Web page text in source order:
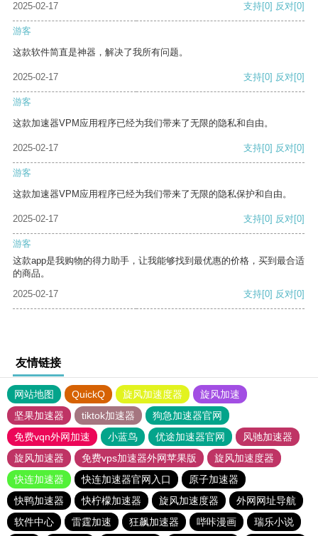
2025-02-17 支持[0] 反对[0]
游客
这款软件简直是神器，解决了我所有问题。
2025-02-17 支持[0] 反对[0]
游客
这款加速器VPM应用程序已经为我们带来了无限的隐私和自由。
2025-02-17 支持[0] 反对[0]
游客
这款加速器VPM应用程序已经为我们带来了无限的隐私保护和自由。
2025-02-17 支持[0] 反对[0]
游客
这款app是我购物的得力助手，让我能够找到最优惠的价格，买到最合适
的商品。
2025-02-17
支持[0] 反对[0]
友情链接
网站地图 QuickQ 旋风加速度器
旋风加速
坚果加速器
tiktok加速器
狗急加速器官网
免费vqn外网加速
小蓝鸟 优途加速器官网
风驰加速器
旋风加速器
免费vps加速器外网苹果版
旋风加速度器
快连加速器
快连加速器官网入口
原子加速器
快鸭加速器
快柠檬加速器 旋风加速度器
外网网址导航
软件中心
雷霆加速 狂飙加速器 哔咔漫画 瑞乐小说